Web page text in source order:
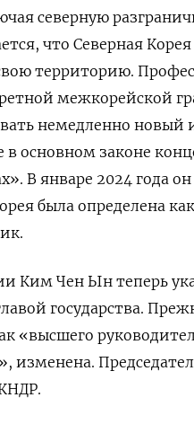
северную
что Северная
территорию.
межкорейской
немедленно
в основном законе
В январе 2024 года
была определена
Ким Чен Ын теперь
государства.
«высшего
изменена.